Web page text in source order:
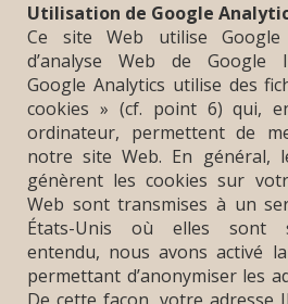
Utilisation de Google
Ce site Web utilise
d’analyse Web de Google
Google Analytics utilise des
cookies » (cf. point 6) qui,
ordinateur, permettent de
notre site Web. En général,
génèrent les cookies sur
Web sont transmises à un
États-Unis où elles sont
entendu, nous avons activé
permettant d’anonymiser les